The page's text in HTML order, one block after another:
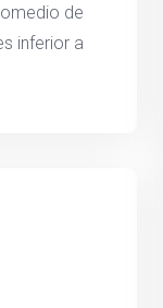
de
inferior a